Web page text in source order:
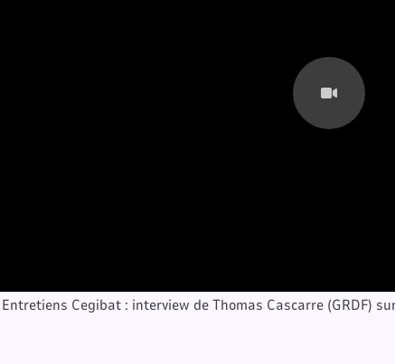
Cegibat : interview de Thomas Cascarre (GRDF)